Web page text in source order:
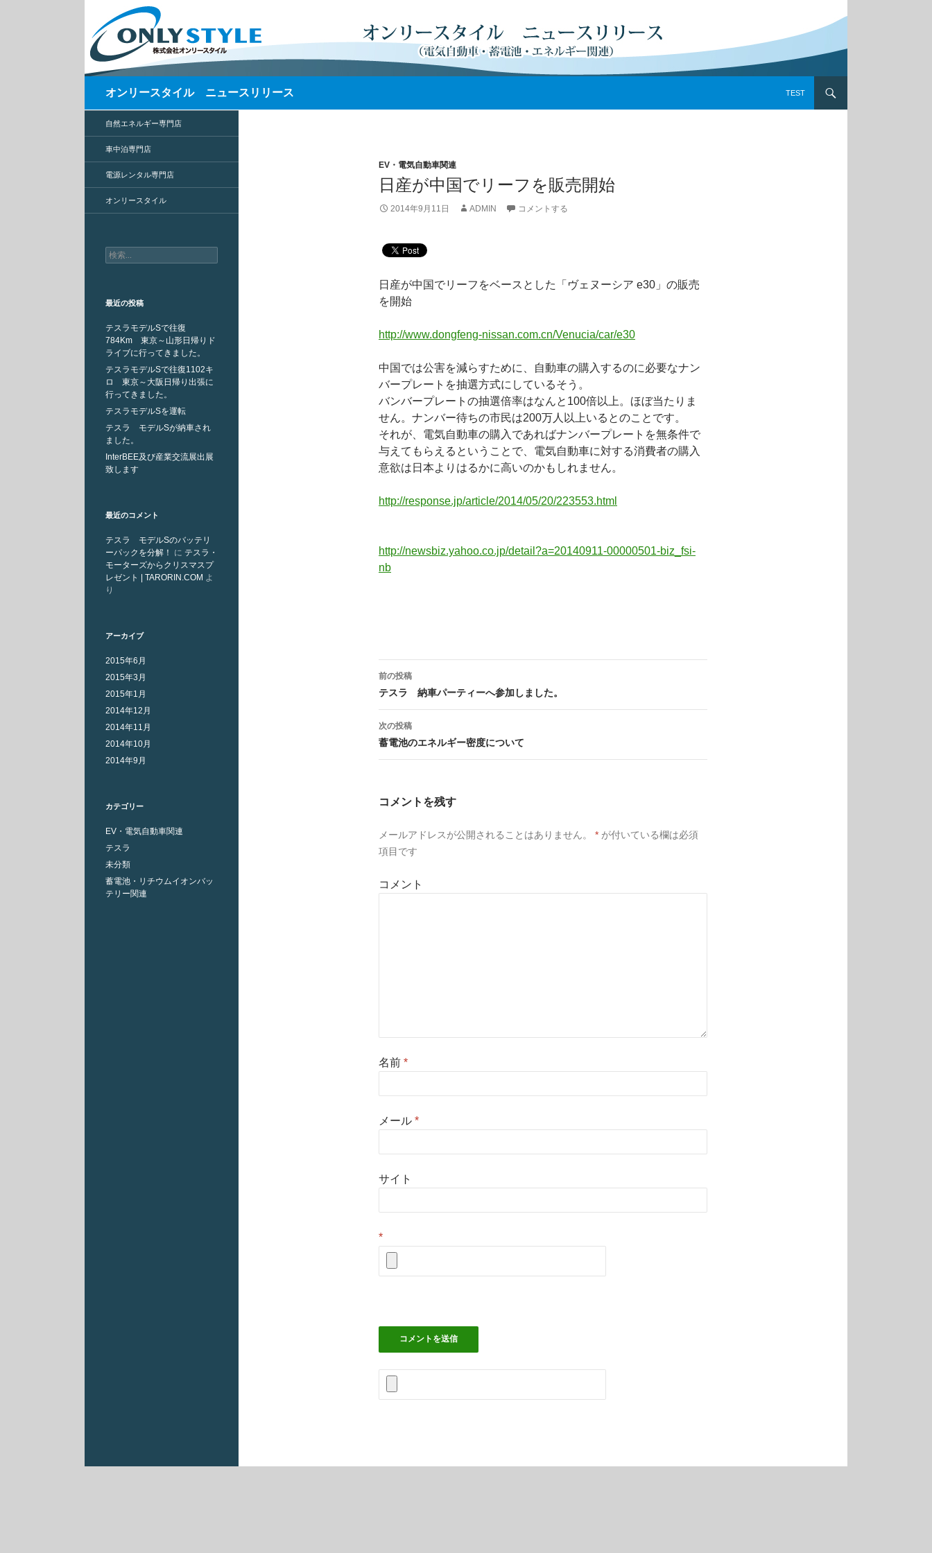
オンリースタイル ニュースリリース
TEST
EV・電気自動車関連
日産が中国でリーフを販売開始
2014年9月11日 ADMIN コメントする
日産が中国でリーフをベースとした「ヴェヌーシア e30」の販売
を開始
http://www.dongfeng-nissan.com.cn/Venucia/car/e30
中国では公害を減らすために、自動車の購入するのに必要なナン
バープレートを抽選方式にしているそう。
バンバープレートの抽選倍率はなんと100倍以上。ほぼ当たりま
せん。ナンバー待ちの市民は200万人以上いるとのことです。
それが、電気自動車の購入であればナンバープレートを無条件で
与えてもらえるということで、電気自動車に対する消費者の購入
意欲は日本よりはるかに高いのかもしれません。
http://response.jp/article/2014/05/20/223553.html
http://newsbiz.yahoo.co.jp/detail?a=20140911-00000501-biz_fsi-
nb
投
稿
ナ
ゲ
シ
ン
前の投稿
テスラ 納車パーティーへ参加しました。
次の投稿
蓄電池のエネルギー密度について
コメントを残す
メールアドレスが公開されることはありません。 * が付いている欄は必須
項目です
コメント
名前 *
メール *
サイト
*
自然エネルギー専門店
車中泊専門店
電源レンタル専門店
オンリースタイル
検
索
最近の投稿
テスラモデルSで往復
784Km 東京～山形日帰りド
ライブに行ってきました。
テスラモデルSで往復1102キ
ロ 東京～大阪日帰り出張に
行ってきました。
テスラモデルSを運転
テスラ モデルSが納車され
ました。
InterBEE及び産業交流展出展
致します
最近のコメント
テスラ モデルSのバッテリ
ーパックを分解！
に テスラ・
モーターズからクリスマスプ
レゼント | TARORIN.COM よ
り
アーカイブ
2015年6月
2015年3月
2015年1月
2014年12月
2014年11月
2014年10月
2014年9月
カテゴリー
EV・電気自動車関連
テスラ
未分類
蓄電池・リチウムイオンバッ
テリー関連